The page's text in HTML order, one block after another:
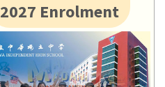
2027 Enrolment